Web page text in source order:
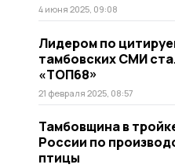
4 июня 2025, 09:08
Лидером по
тамбовских СМИ
«ТОП68»
21 февраля 2025, 08:57
Тамбовщина в
России по
птицы